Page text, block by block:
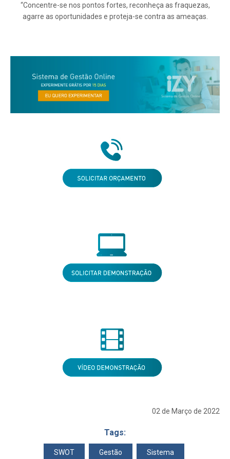
“Concentre-se nos pontos fortes, reconheça as fraquezas,
agarre as oportunidades e proteja-se contra as ameaças.
02 de Março de 2022
Tags:
SWOT Gestão Sistema